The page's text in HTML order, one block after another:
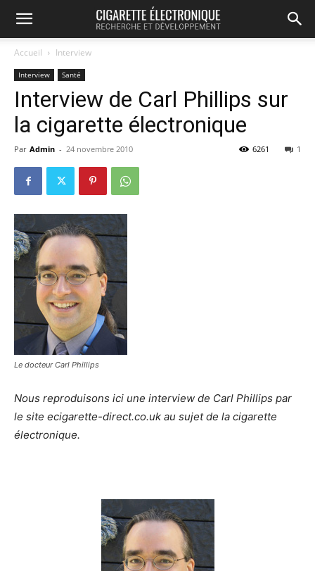
Accueil Interview
Interview Santé
Interview de Carl Phillips sur
la cigarette électronique
Par Admin - 24 novembre 2010 1
6261
Le docteur Carl Phillips
Nous reproduisons ici une interview de Carl Phillips par
le site ecigarette-direct.co.uk au sujet de la cigarette
électronique.